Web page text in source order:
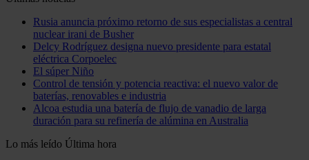
Rusia anuncia próximo retorno de sus especialistas a central
nuclear irani de Busher
Delcy Rodríguez designa nuevo presidente para estatal
eléctrica Corpoelec
El súper Niño
Control de tensión y potencia reactiva: el nuevo valor de
baterías, renovables e industria
Alcoa estudia una batería de flujo de vanadio de larga
duración para su refinería de alúmina en Australia
Lo más leído Última hora